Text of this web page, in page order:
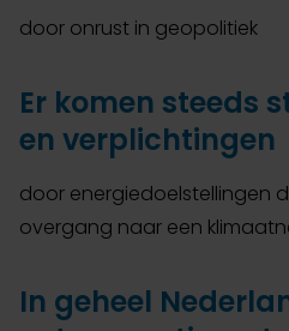
door onrust in geopolitiek
Er komen steeds
en verplichtingen
door energiedoelstellingen
overgang naar een
In geheel